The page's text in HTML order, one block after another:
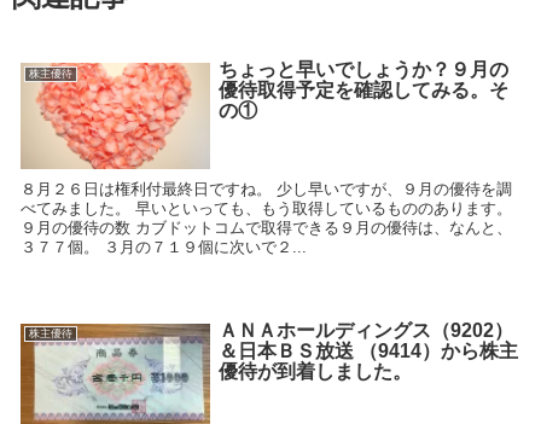
株主優待
ちょっと早いでしょうか？９月の
優待取得予定を確認してみる。そ
の①
８月２６日は権利付最終日ですね。 少し早いですが、９月の優待を調
べてみました。 早いといっても、もう取得しているもののあります。
９月の優待の数 カブドットコムで取得できる９月の優待は、なんと、
３７７個。 ３月の７１９個に次いで２...
株主優待
ＡＮＡホールディングス（9202）
＆日本ＢＳ放送 （9414）から株主
優待が到着しました。